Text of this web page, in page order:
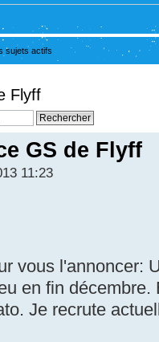
sujets actifs
Flyff
GS de Flyff
11:23
vous l'annoncer:
en fin
Je recrute